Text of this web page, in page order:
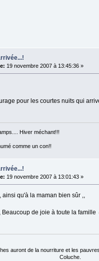
19 novembre 2007 à 13:45:36 »
pour les courtes nuits qui
Hiver méchant!!!
comme un con!!
19 novembre 2007 à 13:01:43 »
ainsi qu'à la maman bien sûr ,,
Beaucoup de joie à toute la famille
auront de la nourriture et les